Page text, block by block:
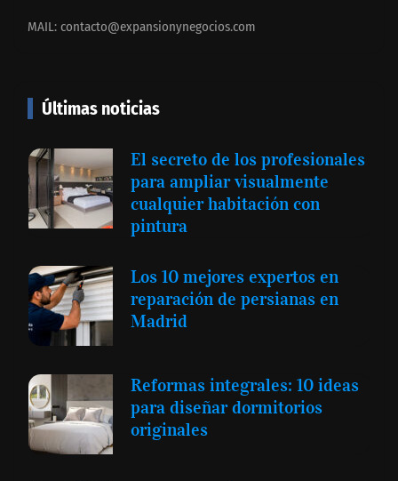
MAIL: contacto@expansionynegocios.com
Últimas noticias
El secreto de los profesionales
para ampliar visualmente
cualquier habitación con
pintura
Los 10 mejores expertos en
reparación de persianas en
Madrid
Reformas integrales: 10 ideas
para diseñar dormitorios
originales